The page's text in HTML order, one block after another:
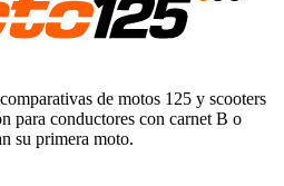
de motos 125 y scooters
para conductores con carnet B o
su primera moto.